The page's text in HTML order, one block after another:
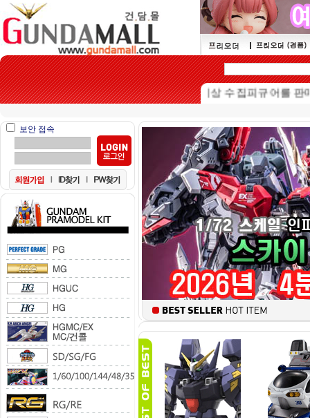
본 쇼핑몰은 15세이상 수집피규어를 판매하는
보안 접속